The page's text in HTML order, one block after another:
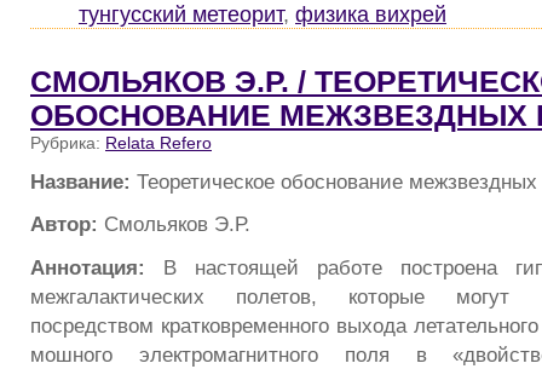
тунгусский метеорит, физика вихрей
СМОЛЬЯКОВ Э.Р. /
ОБОСНОВАНИЕ МЕЖЗВЕЗДНЫХ
Рубрика: Relata Refero
Название: Теоретическое обоснование межзвездных
Автор: Смольяков Э.Р.
Аннотация: В настоящей работе построена
межгалактических полетов, которые могут
посредством кратковременного выхода
мошного электромагнитного поля в